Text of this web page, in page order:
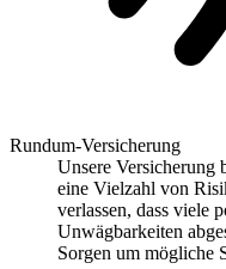
Rundum-Versicherung
Unsere Versicherung
eine Vielzahl von
verlassen, dass viele
Unwägbarkeiten
Sorgen um mögliche